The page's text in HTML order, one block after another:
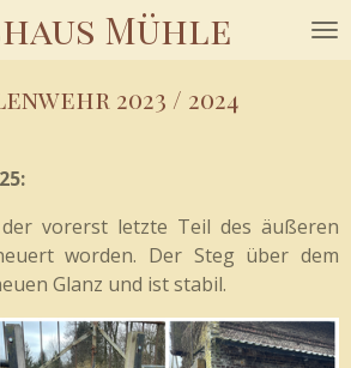
Mühle
2023 / 2024
vorerst letzte Teil des äußeren
worden. Der Steg über dem
Glanz und ist stabil.